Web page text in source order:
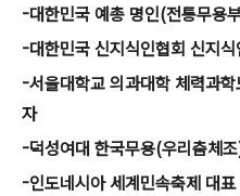
-대한민국 예총 명인(전통무용
-대한민국 신지식인협회 신지
-서울대학교 의과대학 체력과
자
-덕성여대 한국무용(우리춤체
-인도네시아 세계민속축제 대표